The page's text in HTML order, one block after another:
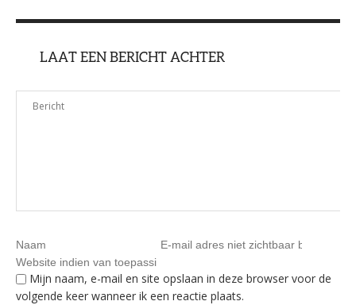
LAAT EEN BERICHT ACHTER
Mijn naam, e-mail en site opslaan in deze browser voor de
volgende keer wanneer ik een reactie plaats.